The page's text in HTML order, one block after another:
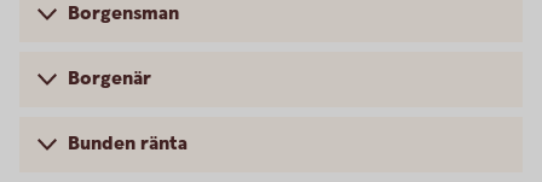
Borgensman
Borgenär
Bunden ränta